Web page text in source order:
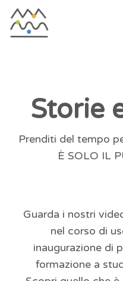
principaleStorie
Prenditi del tempo
È SOLO IL
Guarda i nostri
nel corso di
inaugurazione di
formazione a